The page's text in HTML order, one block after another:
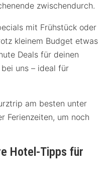
zwischendurch.
mit Frühstück oder
kleinem Budget etwas
Deals für deinen
uns – ideal für
am besten unter
Ferienzeiten, um noch
Hotel-Tipps für